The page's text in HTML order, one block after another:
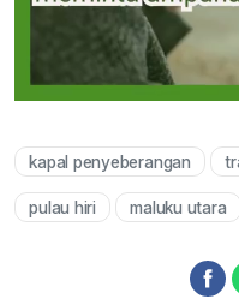
kapal penyeberangan
pulau hiri maluku utara